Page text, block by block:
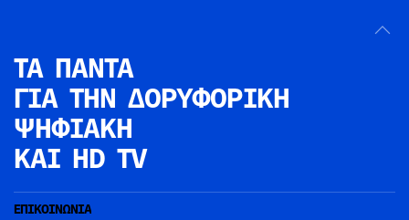
ΤΑ ΠΑΝΤΑ
ΓΙΑ ΤΗΝ ΔΟΡΥΦΟΡΙΚΗ
ΨΗΦΙΑΚΗ
ΚΑΙ HD TV
ΕΠΙΚΟΙΝΩΝΙΑ